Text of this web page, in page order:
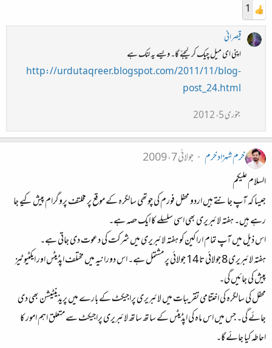
1
قیصرانی
اپنی ای میل چیک کر لیجئے گا۔ ویسے یہ لنک ہے
http://urdutaqreer.blogspot.com/2011/11/blog-
post_24.html
جنوری 5، 2012
خرم شہزاد خرم
جولائی 7، 2009
السلام علیکم
جیسا کہ آپ جانتے ہیں اردو محفل فورم کی چوتھی سالگرہ کے موقع پر مخلتف پروگرام پیش کیے جا
رہے ہیں۔ ہفتہ لائبریری بھی اسی سلسلے کا ایک حصہ ہے۔
اس ذیل میں آپ تمام اراکین کو ہفتہ لائبریری میں شرکت کی دعوت دی جاتی ہے۔
ہفتہ لائبریری 8 جولائی تا 14 جولائی پر مشتمل ہے۔ اس دورانیہ میں مختلف اپڈیٹس اور ایکٹیوٹیز
پیش کی جائیں گی۔
محفل کی سالگرہ کی اختتامی تقریبات میں لائبریری پراجیکٹ کے بارے میں پریذینٹیشن بھی دی
جائے گی۔ جس میں اس ماہ کی اپڈیٹس کے ساتھ ساتھ لائبریری پراجیکٹ سے متعلق اہم امور کا
احاطہ کیا جائے گا۔